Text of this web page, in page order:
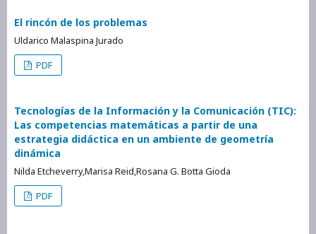
El rincón de los problemas
Uldarico Malaspina Jurado
PDF
Tecnologías de la Información y la Comunicación (TIC):
Las competencias matemáticas a partir de una
estrategia didáctica en un ambiente de geometría
dinámica
Nilda Etcheverry,Marisa Reid,Rosana G. Botta Gioda
PDF